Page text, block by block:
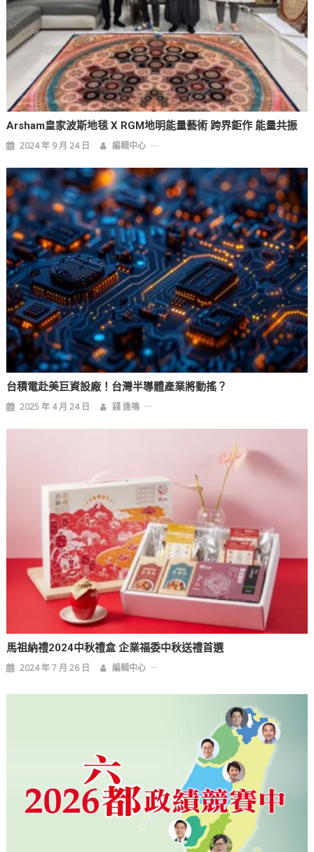
Arsham皇家波斯地毯 X RGM地明能量藝術 跨界鉅作 能量共振
2024 年 9 月 24 日 編輯中心
台積電赴美巨資設廠！台灣半導體產業將動搖？
2025 年 4 月 24 日 錢 逢鳴
馬祖納禮2024中秋禮盒 企業福委中秋送禮首選
2024 年 7 月 26 日 編輯中心